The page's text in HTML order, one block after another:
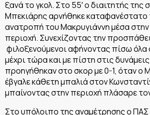
ξανά το γκολ. Στο 55′ ο διαιτητής της
Μπεκιάρης αρνήθηκε καταφανέστατο
ανατροπή του Μακρυγιάννη μέσα
περιοχή. Συνεχίζοντας την
φιλοξενούμενοι αφήνοντας πίσω όλα
μέχρι τώρα και με πίστη στις
προηγήθηκαν στο σκορ με 0-1, όταν ο
έβγαλε κάθετη μπαλιά στον
μπαίνοντας στην περιοχή πλάσαρε
Στο υπόλοιπο της αναμέτρησης ο ΠΑΣ